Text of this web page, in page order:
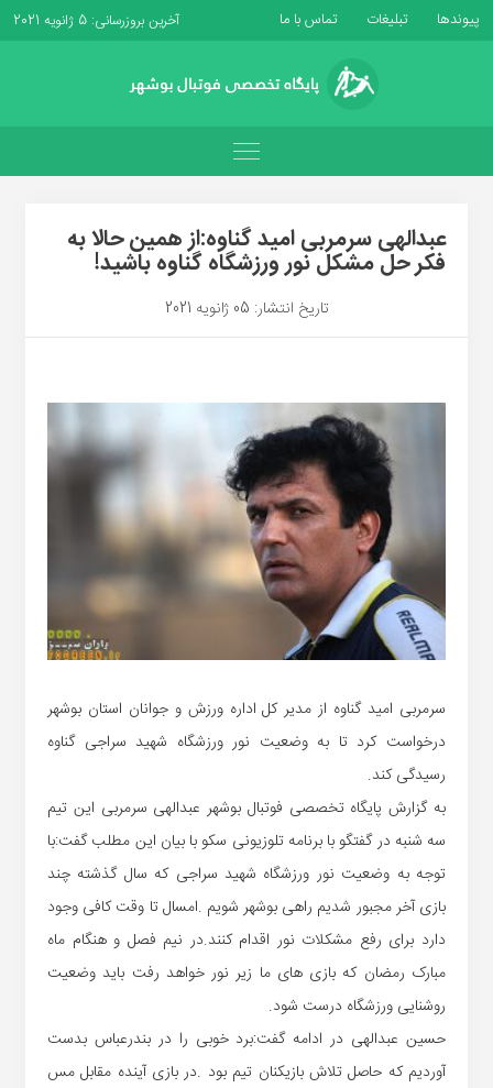
پیوندها تبلیغات تماس با ما آخرین بروزرسانی: 5 ژانویه 2021
عبدالهی سرمربی امید گناوه:از همین حالا به
فکر حل مشکل نور ورزشگاه گناوه باشید!
تاریخ انتشار: 05 ژانویه 2021
سرمربی امید گناوه از مدیر کل اداره ورزش و جوانان استان بوشهر
درخواست کرد تا به وضعیت نور ورزشگاه شهید سراجی گناوه
رسیدگی کند.
به گزارش پایگاه تخصصی فوتبال بوشهر عبدالهی سرمربی این تیم
سه شنبه در گفتگو با برنامه تلوزیونی سکو با بیان این مطلب گفت:با
توجه به وضعیت نور ورزشگاه شهید سراجی که سال گذشته چند
بازی آخر مجبور شدیم راهی بوشهر شویم .امسال تا وقت کافی وجود
دارد برای رفع مشکلات نور اقدام کنند.در نیم فصل و هنگام ماه
مبارک رمضان که بازی های ما زیر نور خواهد رفت باید وضعیت
روشنایی ورزشگاه درست شود.
حسین عبدالهی در ادامه گفت:برد خوبی را در بندرعباس بدست
آوردیم که حاصل تلاش بازیکنان تیم بود .در بازی آینده مقابل مس